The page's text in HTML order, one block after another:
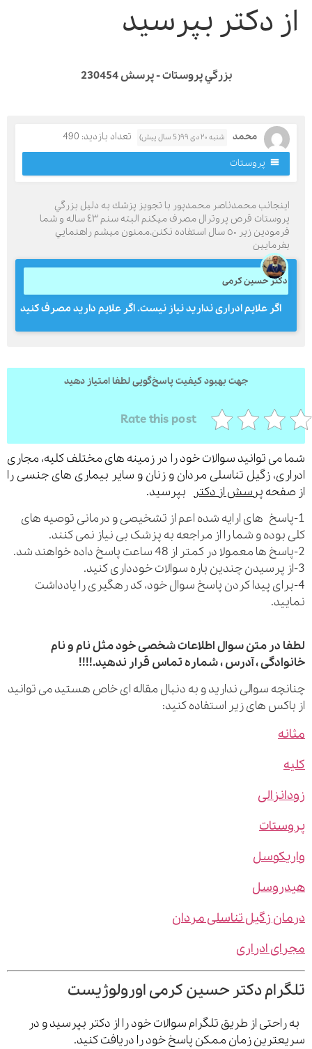
دکتر بپرسید
بزرگي پروستات - پرسش 230454
محمد شنبه ۲۰ دی ۹۹( 5 سال پیش)
تعداد بازدید: 490
پروستات
محمدناصر محمدپور با تجويز پزشك به دليل بزرگي
پروستات قرص پروترال مصرف ميكنم البته سنم ٤٣ ساله و شما
فرمودين زير ٥٠ سال استفاده نكنن.ممنون ميشم راهنمايي
دکتر حسین کرمی
اگر علایم ادراری ندارید نیاز نیست. اگر علایم دارید مصرف کنید
جهت بهبود کیفیت پاسخ‌گویی لطفا امتیاز دهید
Rate this post
توانید سوالات خود را در زمینه های مختلف کلیه، مجاری
زگیل تناسلی مردان و زنان و سایر بیماری های جنسی را
پرسش از دکتربپرسید.
های ارایه شده اعم از تشخیصی و درمانی توصیه های
و شما را از مراجعه به پزشک بی نیاز نمی کنند.
پیدا کردن پاسخ سوال خود، کد رهگیری را یادداشت
در متن سوال اطلاعات شخصی خود مثل نام و نام
، آدرس ، شماره تماس قرار ندهید.!!!!
سوالی ندارید و به دنبال مقاله ای خاص هستید می توانید
های زیر استفاده کنید:
زگیل تناسلی مردان
ادراری
دکتر حسین کرمی اورولوژیست
از طریق تلگرام سوالات خود را از دکتر بپرسید و در
زمان ممکن پاسخ خود را دریافت کنید.
ارسال